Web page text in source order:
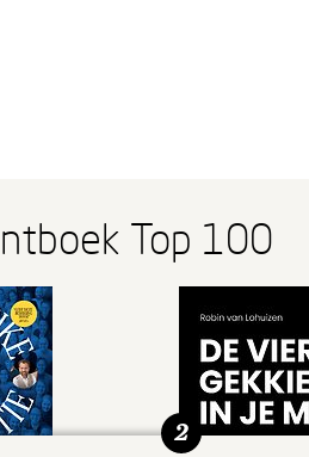
Top 100
2